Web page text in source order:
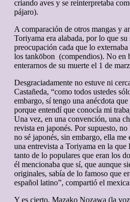
criando aves y se reinterpretaba
pájaro).
A comparación de otros mangas y
Toriyama era alabada, por lo que
preocupación cada que lo
los tankōbon (compendios). No en
enterarnos de su muerte el 1 de
Desgraciadamente no estuve ni
Castañeda, “como todos ustedes
embargo, sí tengo una anécdota
porque entendí que conocía mi
Una vez, en una convención, una
revista en japonés. Por supuesto,
no sé japonés, sin embargo, ella me
una entrevista a Toriyama en la que
tanto de lo populares que eran los
él mencionaba que sí, que aunque
originales, sabía de lo famoso que
español latino”, compartió el
Y es cierto, Mazako Nozawa (la